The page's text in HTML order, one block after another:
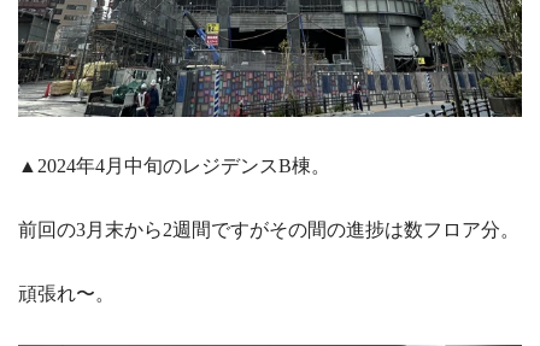
▲2024年4月中旬のレジデンスB棟。
前回の3月末から2週間ですがその間の進捗は数フロア分。
頑張れ〜。